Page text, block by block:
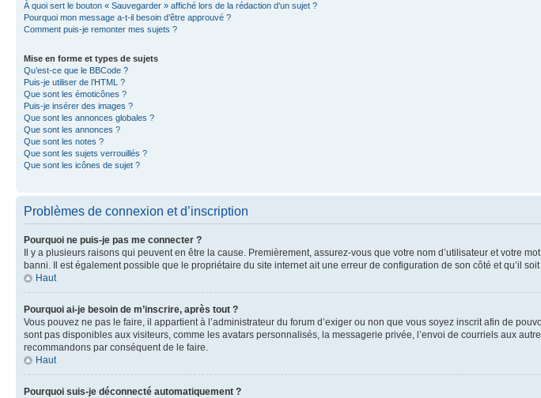
À quoi sert le bouton « Sauvegarder » affiché lors de la rédaction d’un sujet ?
Pourquoi mon message a-t-il besoin d’être approuvé ?
Comment puis-je remonter mes sujets ?
Mise en forme et types de sujets
Qu’est-ce que le BBCode ?
Puis-je utiliser de l’HTML ?
Que sont les émoticônes ?
Puis-je insérer des images ?
Que sont les annonces globales ?
Que sont les annonces ?
Que sont les notes ?
Que sont les sujets verrouillés ?
Que sont les icônes de sujet ?
Problèmes de connexion et d’inscription
Pourquoi ne puis-je pas me connecter ?
Il y a plusieurs raisons qui peuvent en être la cause. Premièrement, assurez-vous que votre nom d’utilisateur et votre
banni. Il est également possible que le propriétaire du site internet ait une erreur de configuration de son côté et qu’il
Haut
Pourquoi ai-je besoin de m’inscrire, après tout ?
Vous pouvez ne pas le faire, il appartient à l’administrateur du forum d’exiger ou non que vous soyez inscrit afin de
sont pas disponibles aux visiteurs, comme les avatars personnalisés, la messagerie privée, l’envoi de courriels aux
recommandons par conséquent de le faire.
Haut
Pourquoi suis-je déconnecté automatiquement ?